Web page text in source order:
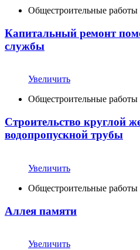
Общестроительные работы
Капитальный ремонт
службы
Увеличить
Общестроительные работы
Cтроительство круглой
водопропускной трубы
Увеличить
Общестроительные работы
Аллея памяти
Увеличить